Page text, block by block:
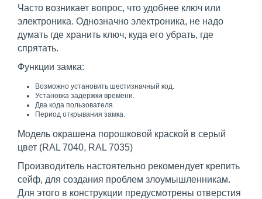
Часто возникает вопрос, что удобнее ключ или
электроника. Однозначно электроника, не надо
думать где хранить ключ, куда его убрать, где
спрятать.
Функции замка:
Возможно установить шестизначный код.
Установка задержки времени.
Два кода пользователя.
Период открывания замка.
Модель окрашена порошковой краской в серый
цвет (RAL 7040, RAL 7035)
Производитель настоятельно рекомендует крепить
сейф, для создания проблем злоумышленникам.
Для этого в конструкции предусмотрены отверстия